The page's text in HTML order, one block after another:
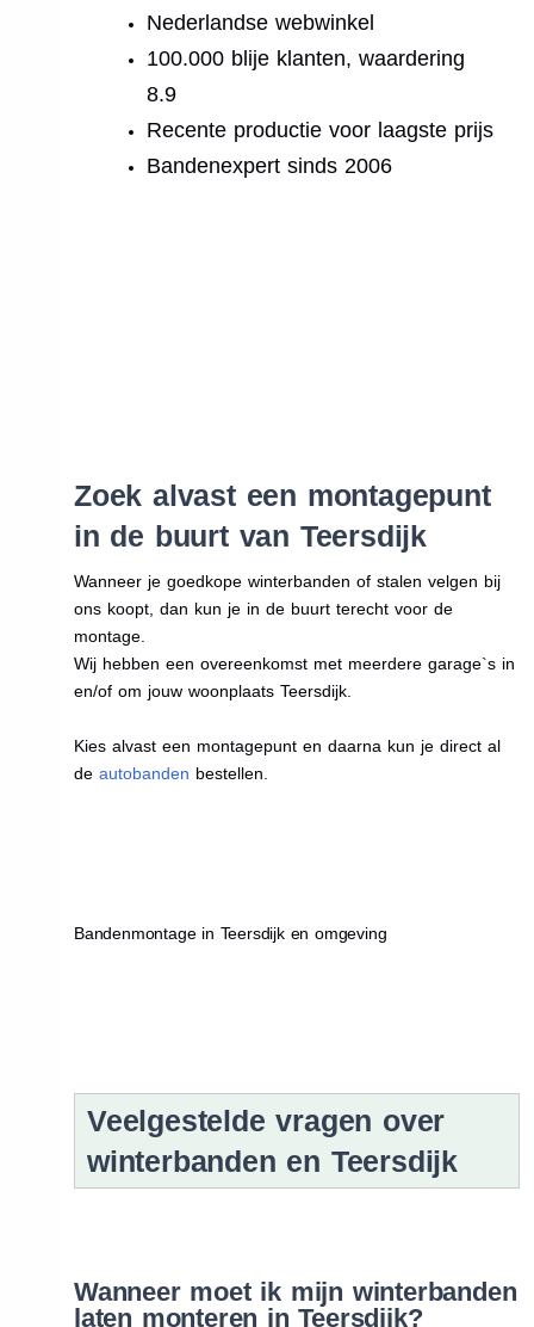
Nederlandse webwinkel
100.000 blije klanten, waardering
8.9
Recente productie voor laagste prijs
Bandenexpert sinds 2006
Zoek alvast een montagepunt
in de buurt van Teersdijk
Wanneer je goedkope winterbanden of stalen velgen bij
ons koopt, dan kun je in de buurt terecht voor de
montage.
Wij hebben een overeenkomst met meerdere garage`s in
en/of om jouw woonplaats Teersdijk.
Kies alvast een montagepunt en daarna kun je direct al
de autobanden bestellen.
Bandenmontage in Teersdijk en omgeving
Veelgestelde vragen over
winterbanden en Teersdijk
Wanneer moet ik mijn winterbanden
laten monteren in Teersdijk?